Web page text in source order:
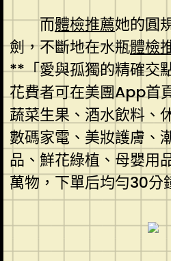
而體檢推薦她的圓
劍，不斷地在水瓶體檢
**「愛與孤獨的精確交
花費者可在美團App首
蔬菜生果、酒水飲料、
數碼家電、美妝護膚、
品、鮮花綠植、母嬰用
萬物，下單后均勻30分